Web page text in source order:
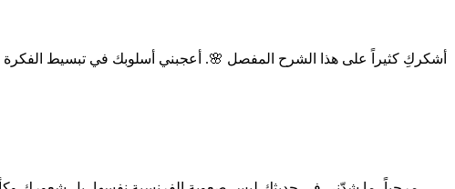
أشكركِ كثيراً على هذا الشرح المفصل 🌸. أعجبني أسلوبك في تبسيط الفكرة